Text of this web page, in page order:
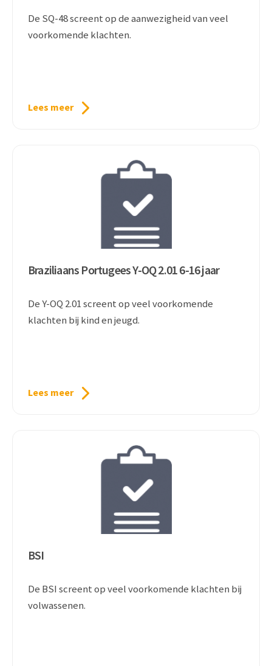
De SQ-48 screent op de aanwezigheid van veel
voorkomende klachten.
Lees meer
Braziliaans Portugees Y-OQ 2.01 6-16 jaar
De Y-OQ 2.01 screent op veel voorkomende
klachten bij kind en jeugd.
Lees meer
BSI
De BSI screent op veel voorkomende klachten bij
volwassenen.